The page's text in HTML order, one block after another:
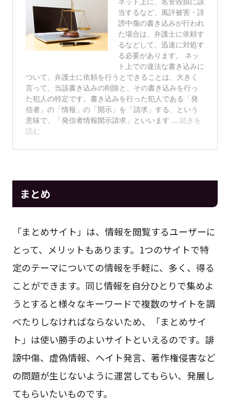
まとめ
「まとめサイト」は、情報を閲覧するユーザーに
とって、メリットもあります。1つのサイトで特
定のテーマについての情報を手軽に、多く、得る
ことができます。同じ情報を自分ひとりで集めよ
うとすると様々なキーワードで複数のサイトを調
べたりしなければならないため、「まとめサイ
ト」は使い勝手のよいサイトといえるのです。誹
謗中傷、虚偽情報、ヘイト発言、著作権侵害など
の問題が生じないように運営してもらい、発展し
てもらいたいものです。